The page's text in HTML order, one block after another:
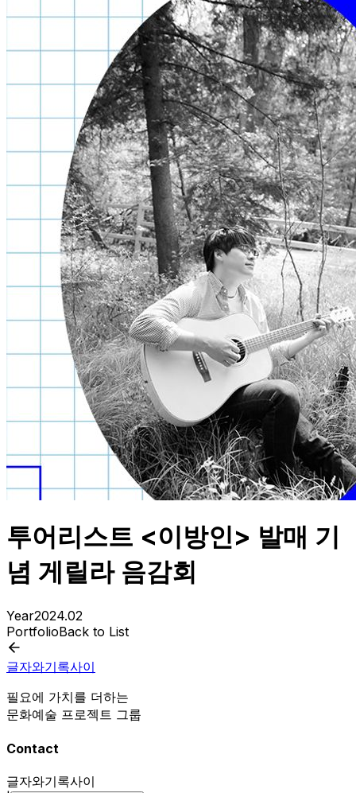
투어리스트 <이방인> 발매 기
념 게릴라 음감회
Year2024.02
PortfolioBack to List
글자와기록사이
필요에 가치를 더하는
문화예술 프로젝트 그룹
Contact
글자와기록사이